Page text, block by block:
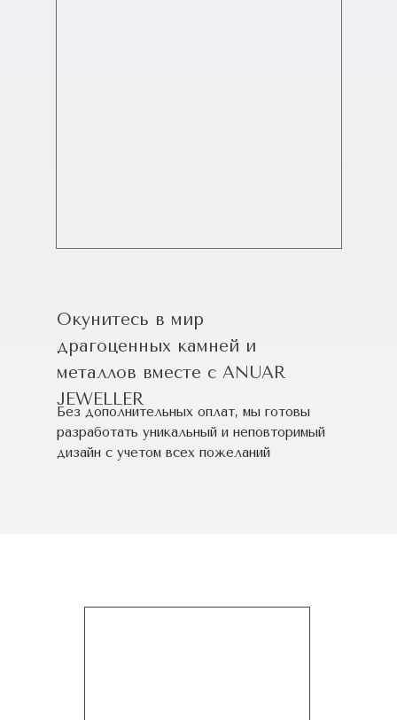
Окунитесь в мир
драгоценных камней и
металлов вместе с ANUAR
JEWELLER
Без дополнительных оплат, мы готовы
разработать уникальный и неповторимый
дизайн c учетом всех пожеланий